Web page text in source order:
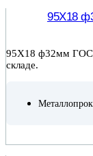
95Х18
95Х18 ф32мм
складе.